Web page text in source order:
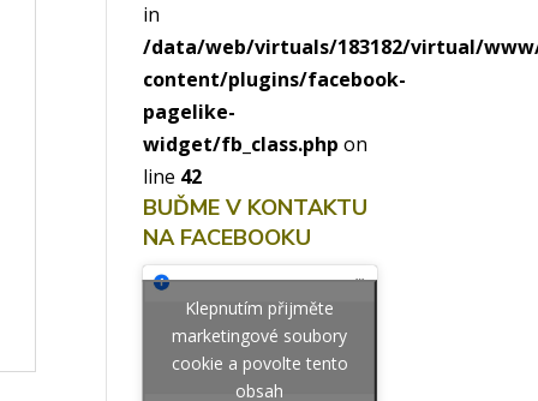
in
/data/web/virtuals/183182/virtual/
content/plugins/facebook-
pagelike-
widget/fb_class.php on
line 42
BUĎME V KONTAKTU
NA FACEBOOKU
Klepnutím přijměte
marketingové soubory
cookie a povolte tento
obsah